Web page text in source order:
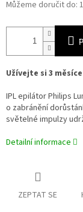
Můžeme doručit do:
Užívejte si 3
IPL epilátor Philips
o zabránění
světelné impulzy
Detailní informace
ZEPTAT SE